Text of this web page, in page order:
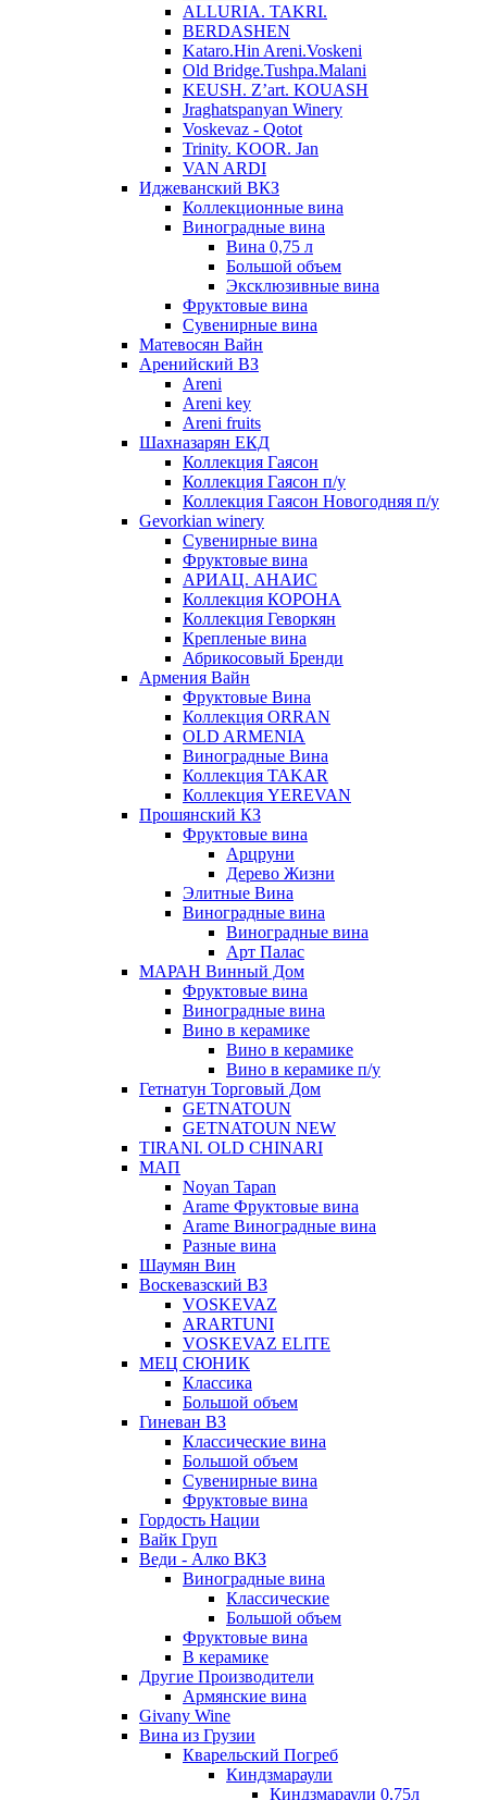
ALLURIA. TAKRI.
BERDASHEN
Kataro.Hin Areni.Voskeni
Old Bridge.Tushpa.Malani
KEUSH. Z’art. KOUASH
Jraghatspanyan Winery
Voskevaz - Qotot
Trinity. KOOR. Jan
VAN ARDI
Иджеванский ВКЗ
Коллекционные вина
Виноградные вина
Вина 0,75 л
Большой объем
Эксклюзивные вина
Фруктовые вина
Cувенирные вина
Матевосян Вайн
Аренийский ВЗ
Areni
Areni key
Areni fruits
Шахназарян ЕКД
Коллекция Гаясон
Коллекция Гаясон п/у
Коллекция Гаясон Новогодняя п/у
Gevorkian winery
Сувенирные вина
Фруктовые вина
АРИАЦ. АНАИС
Коллекция КОРОНА
Коллекция Геворкян
Крепленые вина
Абрикосовый Бренди
Армения Вайн
Фруктовые Вина
Коллекция ORRAN
OLD ARMENIA
Виноградные Вина
Коллекция TAKAR
Коллекция YEREVAN
Прошянский КЗ
Фруктовые вина
Арцруни
Дерево Жизни
Элитные Вина
Виноградные вина
Виноградные вина
Арт Палас
МАРАН Винный Дом
Фруктовые вина
Виноградные вина
Вино в керамике
Вино в керамике
Вино в керамике п/у
Гетнатун Торговый Дом
GETNATOUN
GETNATOUN NEW
TIRANI. OLD CHINARI
МАП
Noyan Tapan
Arame Фруктовые вина
Arame Виноградные вина
Разные вина
Шаумян Вин
Воскевазский ВЗ
VOSKEVAZ
ARARTUNI
VOSKEVAZ ELITE
МЕЦ СЮНИК
Классика
Большой объем
Гиневан ВЗ
Классические вина
Большой объем
Сувенирные вина
Фруктовые вина
Гордость Нации
Вайк Груп
Веди - Алко ВКЗ
Виноградные вина
Классические
Большой объем
Фруктовые вина
В керамике
Другие Производители
Армянские вина
Givany Wine
Вина из Грузии
Кварельский Погреб
Киндзмараули
Киндзмараули 0,75л